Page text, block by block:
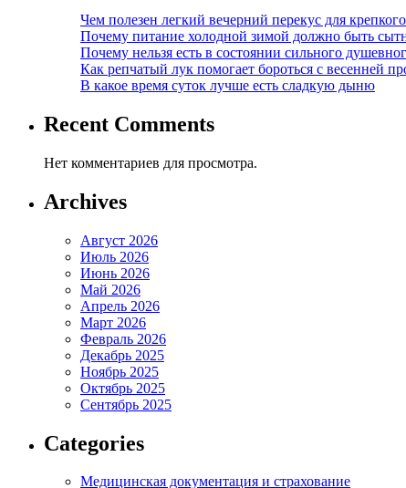
Чем полезен легкий вечерний перекус для
Почему питание холодной зимой должно быть
Почему нельзя есть в состоянии сильного
Как репчатый лук помогает бороться с весенней
В какое время суток лучше есть сладкую дыню
Recent Comments
Нет комментариев для просмотра.
Archives
Август 2026
Июль 2026
Июнь 2026
Май 2026
Апрель 2026
Март 2026
Февраль 2026
Декабрь 2025
Ноябрь 2025
Октябрь 2025
Сентябрь 2025
Categories
Медицинская документация и страхование